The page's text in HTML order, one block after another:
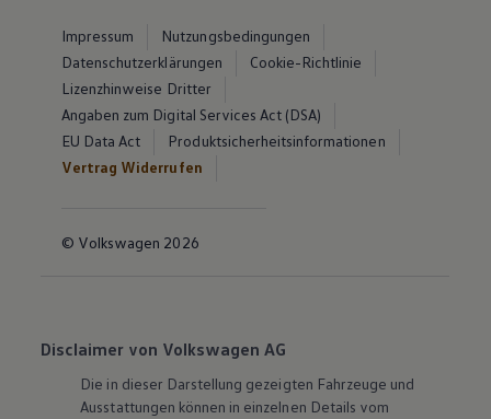
Impressum
Nutzungsbedingungen
Datenschutzerklärungen
Cookie-Richtlinie
Lizenzhinweise Dritter
Angaben zum Digital Services Act (DSA)
EU Data Act
Produktsicherheitsinformationen
Vertrag Widerrufen
© Volkswagen 2026
Disclaimer von Volkswagen AG
Die in dieser Darstellung gezeigten Fahrzeuge und
Ausstattungen können in einzelnen Details vom